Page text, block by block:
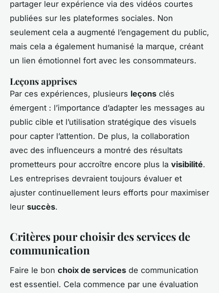
partager leur expérience via des vidéos courtes
publiées sur les plateformes sociales. Non
seulement cela a augmenté l’engagement du public,
mais cela a également humanisé la marque, créant
un lien émotionnel fort avec les consommateurs.
Leçons apprises
Par ces expériences, plusieurs leçons clés
émergent : l’importance d’adapter les messages au
public cible et l’utilisation stratégique des visuels
pour capter l’attention. De plus, la collaboration
avec des influenceurs a montré des résultats
prometteurs pour accroître encore plus la visibilité.
Les entreprises devraient toujours évaluer et
ajuster continuellement leurs efforts pour maximiser
leur succès.
Critères pour choisir des services de
communication
Faire le bon choix de services de communication
est essentiel. Cela commence par une évaluation